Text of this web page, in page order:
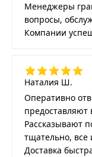
Менеджеры
вопросы,
Компании
Наталия Ш.
Оперативно
Рассказывают
тщательно, все
Доставка